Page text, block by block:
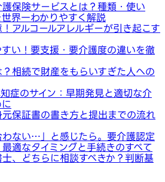
護保険サービスとは？種類・使い
界一わかりやすく解説
アルコールアレルギーが引き起こす
い！要支援・要介護度の違いを徹
？相続で財産をもらいすぎた人への
症のサイン：早期発見と適切な介
保証書の書き方と提出までの流れ
わない…」と感じたら。要介護認定
適なタイミングと手続きのすべて
、どちらに相談すべきか？判断基